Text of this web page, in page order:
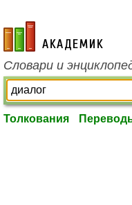
academic.ru
Словари и
Толкования